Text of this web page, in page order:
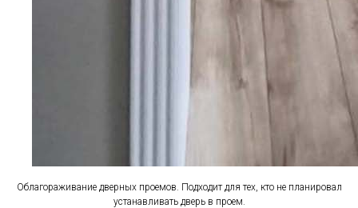
Облагораживание дверных проемов. Подходит для тех, кто не планировал
устанавливать дверь в проем.